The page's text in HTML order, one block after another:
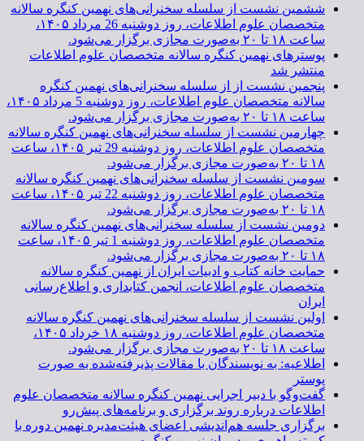
ششمین نشست از سلسله سخنرانی‌های نهمین کنگره سالانه
متخصصان علوم اطلاعات، روز دوشنبه 26 مرداد ۱۴۰۵،
ساعت ۱۸ تا ۲۰ به‌صورت مجازی برگزار می‌شود.
پوسترهای نهمین کنگره سالانه متخصصان علوم اطلاعات
منتشر شد
پنجمین نشست از از سلسله سخنرانی‌های نهمین کنگره
سالانه متخصصان علوم اطلاعات، روز دوشنبه 5 مرداد ۱۴۰۵،
ساعت ۱۸ تا ۲۰ به‌صورت مجازی برگزار می‌شود.
چهارمین نشست از سلسله سخنرانی‌های نهمین کنگره سالانه
متخصصان علوم اطلاعات، روز دوشنبه 29 تیر ۱۴۰۵، ساعت
۱۸ تا ۲۰ به‌صورت مجازی برگزار می‌شود.
سومین نشست از سلسله سخنرانی‌های نهمین کنگره سالانه
متخصصان علوم اطلاعات، روز دوشنبه 22 تیر ۱۴۰۵، ساعت
۱۸ تا ۲۰ به‌صورت مجازی برگزار می‌شود.
دومین نشست از سلسله سخنرانی‌های نهمین کنگره سالانه
متخصصان علوم اطلاعات، روز دوشنبه 1 تیر ۱۴۰۵، ساعت
۱۸ تا ۲۰ به‌صورت مجازی برگزار می‌شود.
حمایت خانه کتاب و ادبیات ایران از نهمین کنگره سالانه
متخصصان علوم اطلاعات، انجمن کتابداری و اطلاع‌رسانی
ایران
اولین نشست از سلسله سخنرانی‌های نهمین کنگره سالانه
متخصصان علوم اطلاعات، روز دوشنبه ۱۸ خرداد ۱۴۰۵،
ساعت ۱۸ تا ۲۰ به‌صورت مجازی برگزار می‌شود.
اطلاعیه: به نویسندگان با مقالات پذیرفته‌شده به صورت
پوستر
گفت‌وگو با دبیر اجرایی نهمین کنگره سالانه متخصصان علوم
اطلاعات درباره روند برگزاری و برنامه‌های پیش‌رو
برگزاری جلسه هم‌اندیشی اعضای هیئت‌مدیره نهمین دوره با